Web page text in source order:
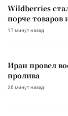
Wildberries
порче товаров
17 минут назад
Иран провел
пролива
36 минут назад